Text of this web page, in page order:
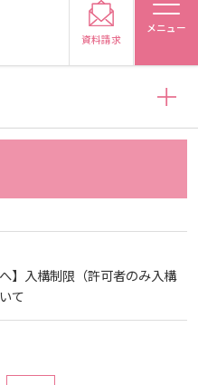
メニュー
者の方
卒業生の方
資料請求
】入構制限（許可者のみ入構
て